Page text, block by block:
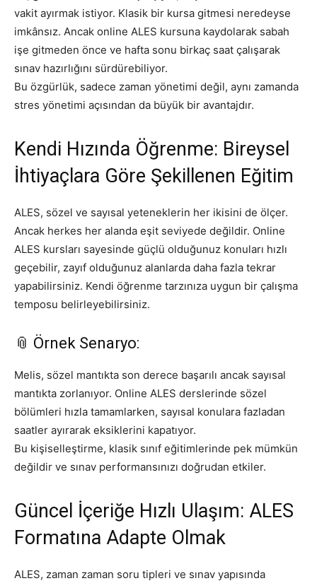
vakit ayırmak istiyor. Klasik bir kursa gitmesi neredeyse
imkânsız. Ancak online ALES kursuna kaydolarak sabah
işe gitmeden önce ve hafta sonu birkaç saat çalışarak
sınav hazırlığını sürdürebiliyor.
Bu özgürlük, sadece zaman yönetimi değil, aynı zamanda
stres yönetimi açısından da büyük bir avantajdır.
Kendi Hızında Öğrenme: Bireysel
İhtiyaçlara Göre Şekillenen Eğitim
ALES, sözel ve sayısal yeteneklerin her ikisini de ölçer.
Ancak herkes her alanda eşit seviyede değildir. Online
ALES kursları sayesinde güçlü olduğunuz konuları hızlı
geçebilir, zayıf olduğunuz alanlarda daha fazla tekrar
yapabilirsiniz. Kendi öğrenme tarzınıza uygun bir çalışma
temposu belirleyebilirsiniz.
📎 Örnek Senaryo:
Melis, sözel mantıkta son derece başarılı ancak sayısal
mantıkta zorlanıyor. Online ALES derslerinde sözel
bölümleri hızla tamamlarken, sayısal konulara fazladan
saatler ayırarak eksiklerini kapatıyor.
Bu kişiselleştirme, klasik sınıf eğitimlerinde pek mümkün
değildir ve sınav performansınızı doğrudan etkiler.
Güncel İçeriğe Hızlı Ulaşım: ALES
Formatına Adapte Olmak
ALES, zaman zaman soru tipleri ve sınav yapısında